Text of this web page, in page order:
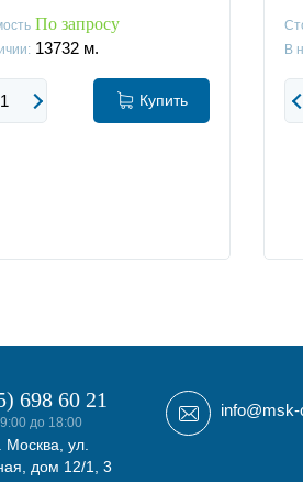
По запросу
13732 м.
Купить
В
698 60 21
до 18:00
Москва, ул.
дом 12/1, 3